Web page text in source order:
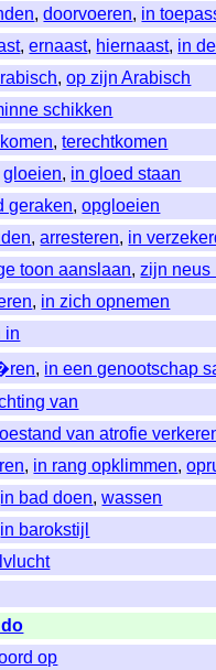
,doorvoeren, in
,ernaast, hiernaast, in
,op zijn Arabisch
schikken
,terechtkomen
gloeien, in gloed staan
geraken,opgloeien
,arresteren, in
toon aanslaan,zijn neus
, in zich opnemen
in
, in een genootschap
van
van atrofie
, in rang opklimmen,
in bad doen,wassen
in barokstijl
op